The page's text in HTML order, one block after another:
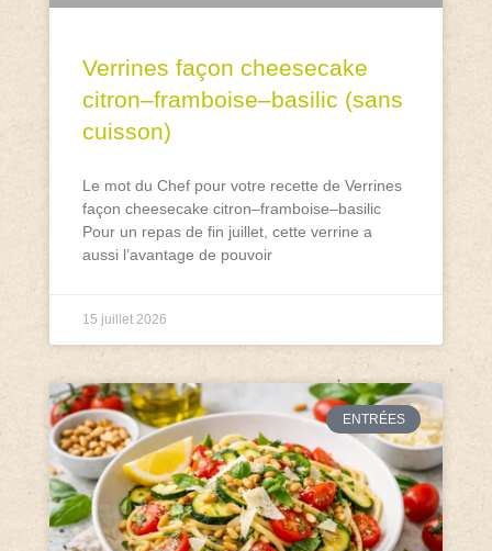
Verrines façon cheesecake
citron–framboise–basilic (sans
cuisson)
Le mot du Chef pour votre recette de Verrines
façon cheesecake citron–framboise–basilic
Pour un repas de fin juillet, cette verrine a
aussi l’avantage de pouvoir
15 juillet 2026
ENTRÉES